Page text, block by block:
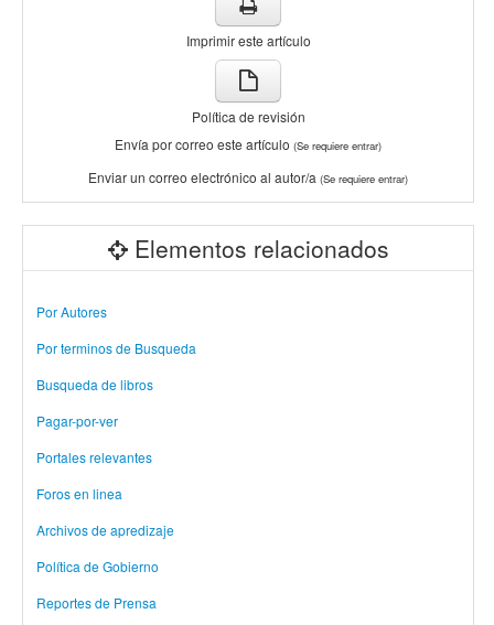
Imprimir este artículo
Política de revisión
Envía por correo este artículo (Se requiere entrar)
Enviar un correo electrónico al autor/a (Se requiere entrar)
Elementos relacionados
Por Autores
Por terminos de Busqueda
Busqueda de libros
Pagar-por-ver
Portales relevantes
Foros en linea
Archivos de apredizaje
Política de Gobierno
Reportes de Prensa